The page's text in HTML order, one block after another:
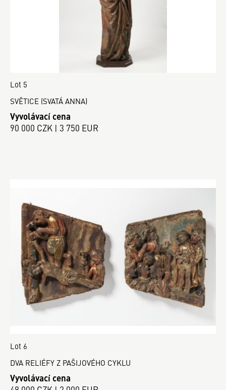
Lot 5
SVĚTICE (SVATÁ ANNA)
Vyvolávací cena
90 000 CZK | 3 750 EUR
Lot 6
DVA RELIÉFY Z PAŠIJOVÉHO CYKLU
Vyvolávací cena